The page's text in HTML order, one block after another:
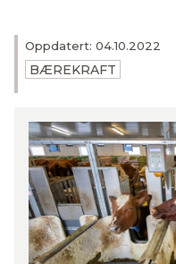
Oppdatert: 04.10.2022
BÆREKRAFT